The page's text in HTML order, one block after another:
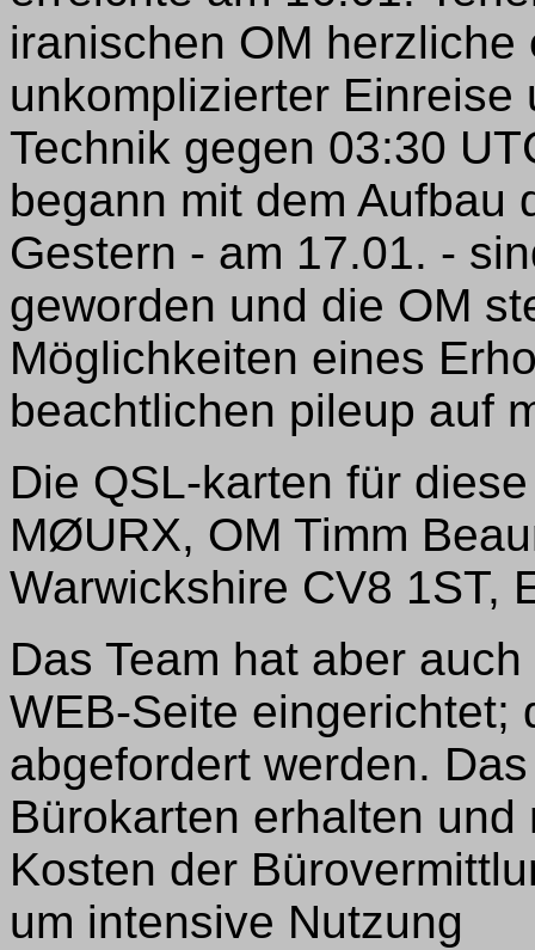
iranischen OM
unkomplizierter
Technik gegen 03:30
begann mit dem Aufbau
Gestern - am 17.01. -
geworden und die OM
Möglichkeiten eines
beachtlichen pileup auf
Die QSL-karten für
MØURX, OM Timm
Warwickshire CV8 1ST,
Das Team hat aber
WEB-Seite eingerichtet;
abgefordert werden.
Bürokarten erhalten
Kosten der
um intensive Nutzung